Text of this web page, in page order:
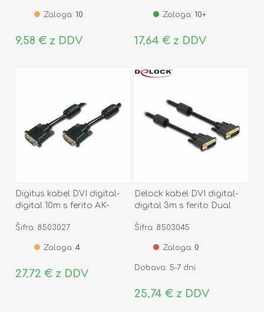
Zaloga: 10
9,58 € z DDV
Zaloga: 10+
17,64 € z DDV
Digitus kabel DVI digital-
digital 10m s ferito AK-
Šifra: 8503027
Zaloga: 4
27,72 € z DDV
Delock kabel DVI digital-
digital 3m s ferito Dual
Šifra: 8503045
Zaloga: 0
Dobava: 5-7 dni
25,74 € z DDV